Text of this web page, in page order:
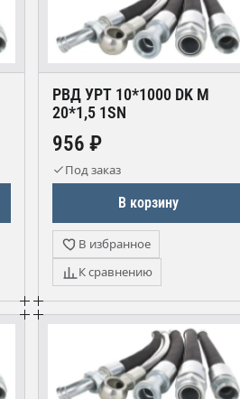
РВД УРТ 10*1000 DK М
20*1,5 1SN
956 ₽
Под заказ
В корзину
В избранное
К сравнению